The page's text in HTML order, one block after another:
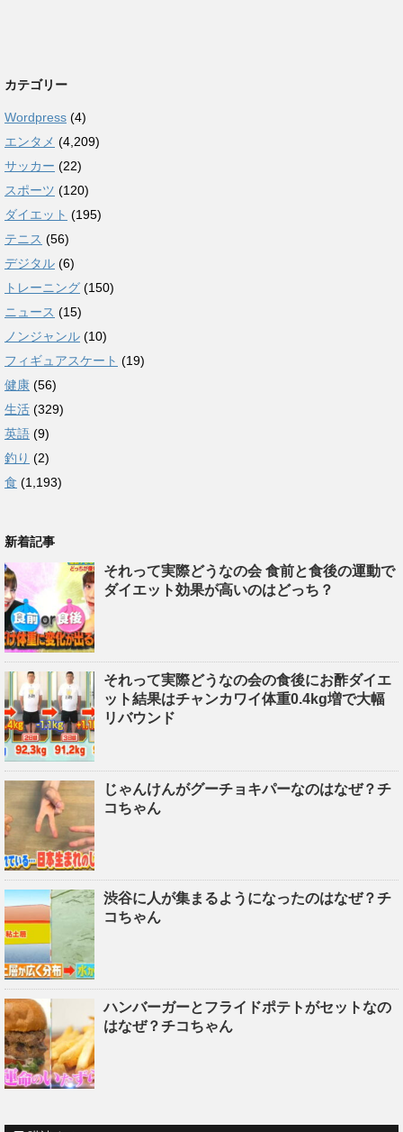
カテゴリー
Wordpress (4)
エンタメ (4,209)
サッカー (22)
スポーツ (120)
ダイエット (195)
テニス (56)
デジタル (6)
トレーニング (150)
ニュース (15)
ノンジャンル (10)
フィギュアスケート (19)
健康 (56)
生活 (329)
英語 (9)
釣り (2)
食 (1,193)
新着記事
それって実際どうなの会 食前と食後の運動で
ダイエット効果が高いのはどっち？
それって実際どうなの会の食後にお酢ダイエ
ット結果はチャンカワイ体重0.4kg増で大幅
リバウンド
じゃんけんがグーチョキパーなのはなぜ？チ
コちゃん
渋谷に人が集まるようになったのはなぜ？チ
コちゃん
ハンバーガーとフライドポテトがセットなの
はなぜ？チコちゃん